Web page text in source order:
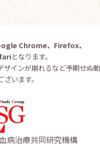
ALL213
Chrome、Firefox、
となります。
ザインが崩れるなど予期せぬ動
います。
病治療共同研究機構